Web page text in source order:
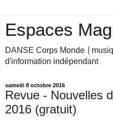
Espaces
DANSE Corps Monde ⎥
d'information indépendant
samedi 8 octobre 2016
Revue - Nouvelles
2016 (gratuit)